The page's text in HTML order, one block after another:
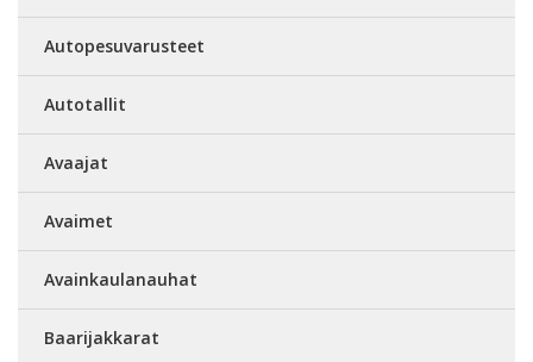
Autopesuvarusteet
Autotallit
Avaajat
Avaimet
Avainkaulanauhat
Baarijakkarat